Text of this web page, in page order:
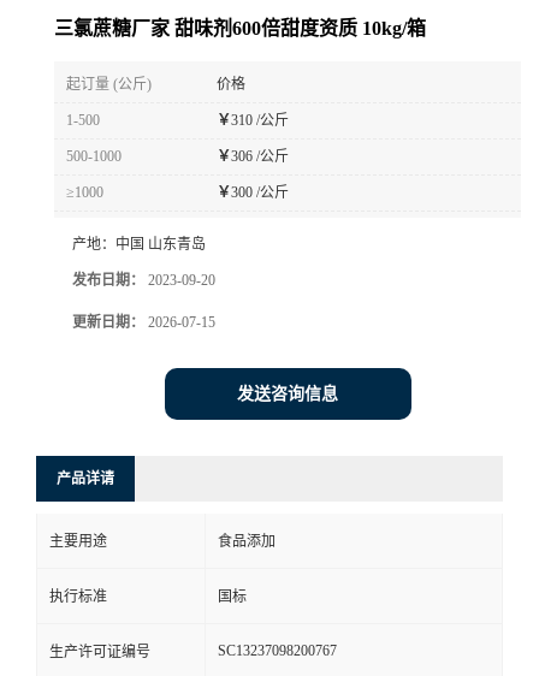
三氯蔗糖厂家 甜味剂600倍甜度资质 10kg/箱
起订量 (公斤) 价格
1-500 ￥310 /公斤
500-1000 ￥306 /公斤
≥1000 ￥300 /公斤
产地： 中国 山东青岛
发布日期： 2023-09-20
更新日期： 2026-07-15
发送咨询信息
产品详请
主要用途 食品添加
执行标准 国标
生产许可证编号 SC13237098200767